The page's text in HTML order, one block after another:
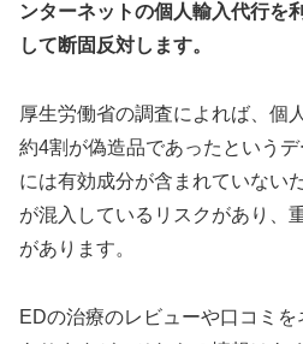
ンターネットの個人輸入代行を
して断固反対します。
厚生労働省の調査によれば、個
約4割が偽造品であったという
には有効成分が含まれていない
が混入しているリスクがあり、
があります。
EDの治療のレビューや口コミ